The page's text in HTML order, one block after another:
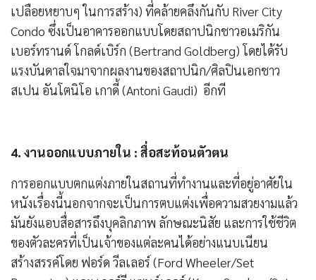
เปลือยหยาบๆ ในการสร้าง) ที่คล้ายคลึงกันกับ River City
Condo ซึ่งเป็นอาคารออกแบบโดยสถาปนิกชาวอเมริกัน
เบอร์ทรานด์ โกลด์เบิร์ก (Bertrand Goldberg) โดยได้รับ
แรงบันดาลใจมาจากผลงานของสถาปนิก/ศิลปินเอกชาว
สเปน อันโตนิโอ เกาดี้ (Antoni Gaudi) อีกที
4. งานออกแบบภายใน : สื่อสะท้อนตัวตน
การออกแบบตกแต่งภายในสถานที่ทำงานและที่อยู่อาศัยใน
หนังเรื่องนี้นอกจากจะเป็นการตบแต่งเพื่อความสวยงามแล้ว
มันยังแอบสื่อสารถึงบุคลิกภาพ ลักษณะนิสัย และการใช้ชีวิต
ของตัวละครที่เป็นเจ้าของแต่ละคนได้อย่างแนบเนียน
สร้างสรรค์โดย ฟอร์ด วีลเลอร์ (Ford Wheeler/Set